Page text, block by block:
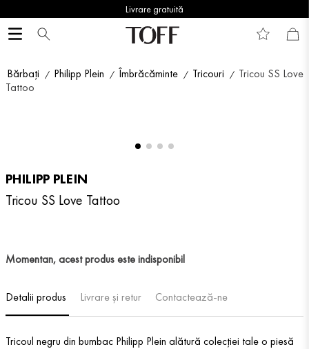
Livrare gratuită
Bărbați Philipp Plein Îmbrăcăminte Tricouri
Tricou SS Love
Tattoo
PHILIPP PLEIN
Tricou SS Love Tattoo
Momentan, acest produs este indisponibil
Detalii produs Livrare și retur Contactează-ne
Tricoul negru din bumbac Philipp Plein alătură colecției tale o piesă